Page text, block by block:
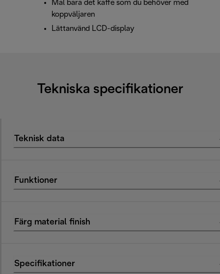
Mal bara det kaffe som du behöver med
koppväljaren
Lättanvänd LCD-display
Tekniska specifikationer
Teknisk data
Funktioner
Färg material finish
Specifikationer